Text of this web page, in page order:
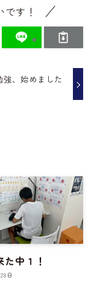
す！
強、始めました
た中１！
日